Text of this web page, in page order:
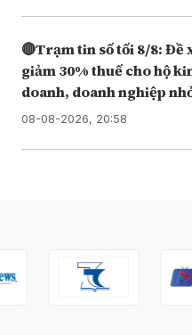
🔴Trạm tin số tối 8/8: Đề
giảm 30% thuế cho hộ
doanh, doanh nghiệp
08-08-2026, 20:58